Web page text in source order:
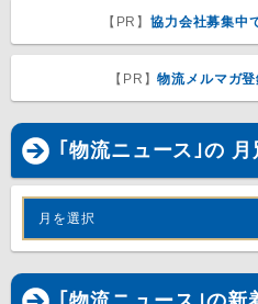
【PR】協力会社募集中
【PR】物流メルマガ登
｢物流ニュース｣の
月を選択